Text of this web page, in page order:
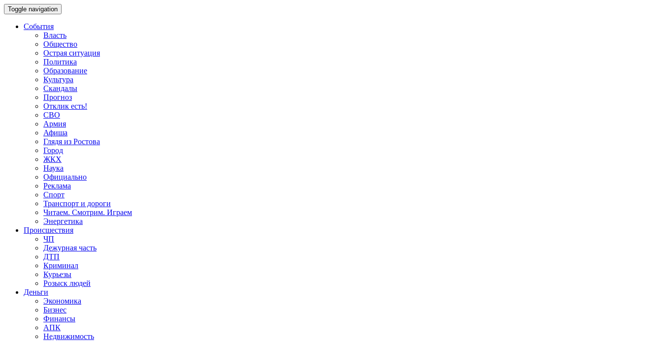
Toggle navigation
События
Власть
Общество
Острая ситуация
Политика
Образование
Культура
Скандалы
Прогноз
Отклик есть!
СВО
Армия
Афиша
Глядя из Ростова
Город
ЖКХ
Наука
Официально
Реклама
Спорт
Транспорт и дороги
Читаем. Смотрим. Играем
Энергетика
Происшествия
ЧП
Дежурная часть
ДТП
Криминал
Курьезы
Розыск людей
Деньги
Экономика
Бизнес
Финансы
АПК
Недвижимость